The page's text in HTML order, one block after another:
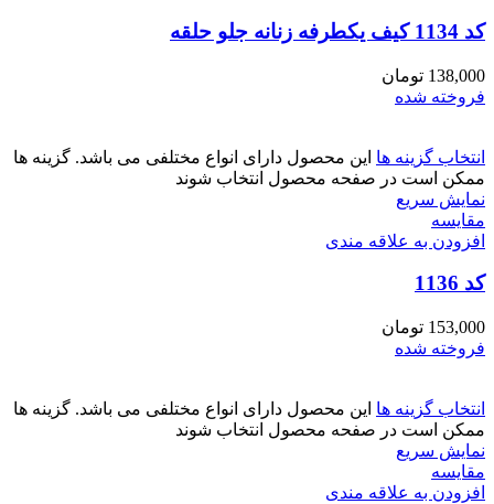
کد 1134 کیف یکطرفه زنانه جلو حلقه
138,000 تومان
فروخته شده
انتخاب گزینه ها این محصول دارای انواع مختلفی می باشد. گزینه ها
ممکن است در صفحه محصول انتخاب شوند
نمایش سریع
مقايسه
افزودن به علاقه مندی
کد 1136
153,000 تومان
فروخته شده
انتخاب گزینه ها این محصول دارای انواع مختلفی می باشد. گزینه ها
ممکن است در صفحه محصول انتخاب شوند
نمایش سریع
مقايسه
افزودن به علاقه مندی